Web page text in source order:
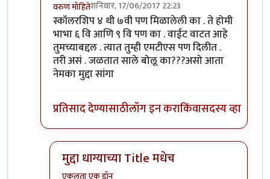
वरुण मोहितेशनिवार, 17/06/2017 22:23
In reply toअसेच होते ,कमी मार्क वालेbyएकुलता एक
स्कॉलरशिप ४ थी ७वी पण मिळालेली का . ते होमी
भाभा ६ वि आणि ९ वि पण का . वाईट वाटत आहे
तुमच्याबद्दल . त्यात तुम्ही एमटीएस पण दिलीत .
तरी असं . जळतात साले बोलू का???असो आता
नेमका मुद्दा सांगा
प्रतिसाद देण्यासाठीलॉग इन कराकिंवासदस्य व्हा
मुद्दा धाग्याच्या Title मधेच